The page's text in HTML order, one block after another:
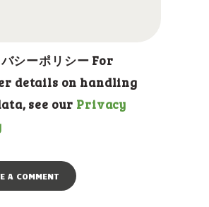
シーポリシー For
details on handling
see our Privacy